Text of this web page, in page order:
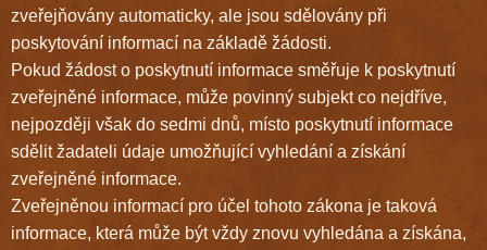
zveřejňovány automaticky, ale jsou sdělovány při
poskytování informací na základě žádosti.
Pokud žádost o poskytnutí informace směřuje k poskytnutí
zveřejněné informace, může povinný subjekt co nejdříve,
nejpozději však do sedmi dnů, místo poskytnutí informace
sdělit žadateli údaje umožňující vyhledání a získání
zveřejněné informace.
Zveřejněnou informací pro účel tohoto zákona je taková
informace, která může být vždy znovu vyhledána a získána,